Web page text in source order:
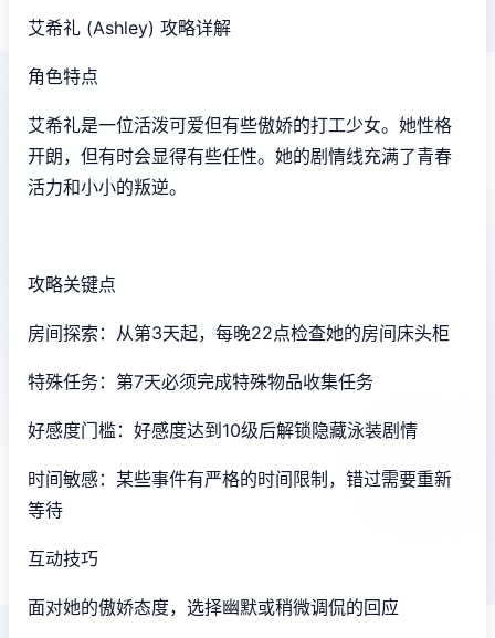
艾希礼 (Ashley) 攻略详解
角色特点
艾希礼是一位活泼可爱但有些傲娇的打工少女。她性格
开朗，但有时会显得有些任性。她的剧情线充满了青春
活力和小小的叛逆。
攻略关键点
房间探索：从第3天起，每晚22点检查她的房间床头柜
特殊任务：第7天必须完成特殊物品收集任务
好感度门槛：好感度达到10级后解锁隐藏泳装剧情
时间敏感：某些事件有严格的时间限制，错过需要重新
等待
互动技巧
面对她的傲娇态度，选择幽默或稍微调侃的回应